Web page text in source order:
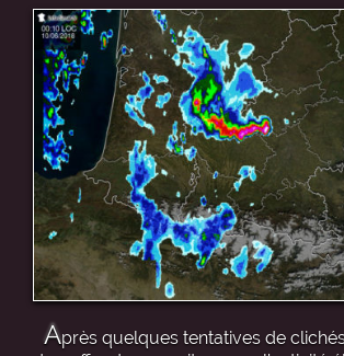
Après quelques tentatives de